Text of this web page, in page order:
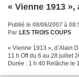
« Vienne 1913 »,
Publié le 08/06/2007 à
Par LES TROIS COUPS
« Vienne 1913 », d’Alain
11 h Off du 6 au 28 juillet
Durée : 1 h 40 Relâche le